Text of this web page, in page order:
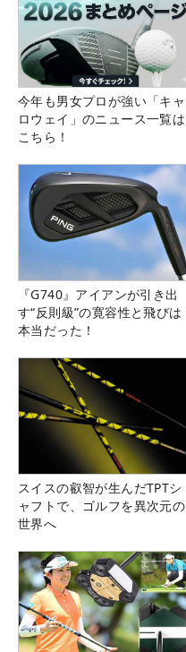
今年も男女プロが強い「キャ
ロウェイ」のニュース一覧は
こちら！
『G740』アイアンが引き出
す“反則級”の寛容性と飛びは
本当だった！
スイスの叡智が生んだTPTシ
ャフトで、ゴルフを異次元の
世界へ